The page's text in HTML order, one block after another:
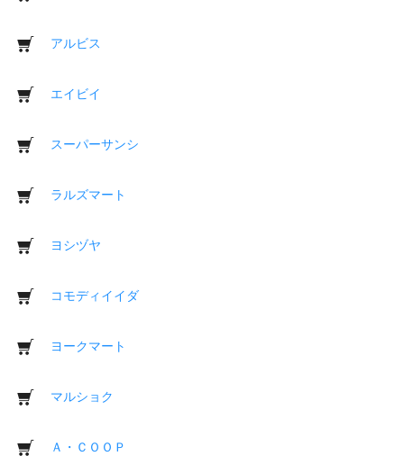
アルビス
エイビイ
スーパーサンシ
ラルズマート
ヨシヅヤ
コモディイイダ
ヨークマート
マルショク
Ａ・ＣＯＯＰ